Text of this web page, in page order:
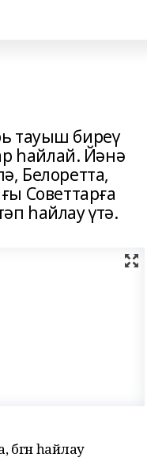
тауыш биреү
һайлай. Йәнә
Белоретта,
Советтарға
һайлау үтә.
һайлау